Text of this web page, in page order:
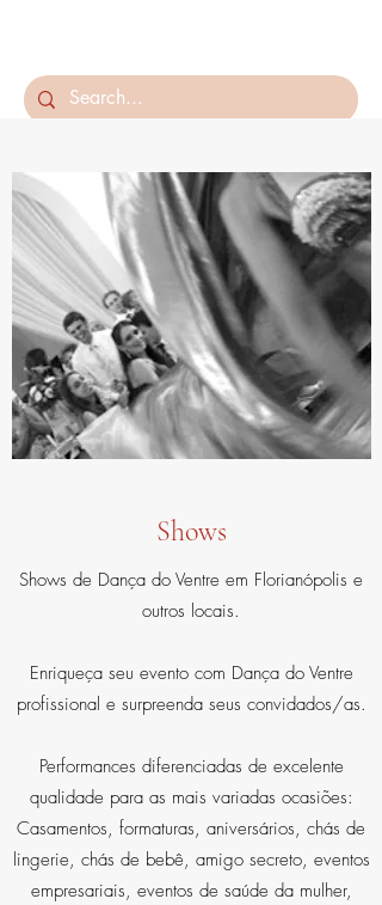
Shows
Shows de Dança do Ventre em Florianópolis e
outros locais.
Enriqueça seu evento com Dança do Ventre
profissional e surpreenda seus convidados/as.
Performances diferenciadas de excelente
qualidade para as mais variadas ocasiões:
Casamentos, formaturas, aniversários, chás de
lingerie, chás de bebê, amigo secreto, eventos
empresariais, eventos de saúde da mulher,